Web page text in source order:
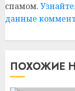
спамом.
данные
ПОХОЖИЕ